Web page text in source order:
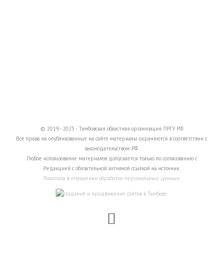
© 2019 - 2025 - Тамбовская областная организация ПРГУ РФ
Все права на опубликованные на сайте материалы охраняются в соответствии с
законодательством РФ.
Любое использование материалов допускается только по согласованию с
Редакцией с обязательной активной ссылкой на источник.
Политика в отношении обработки персональных данных